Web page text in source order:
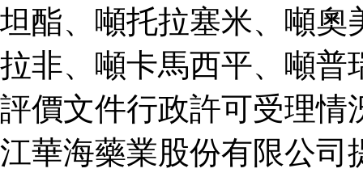
坦酯、噸托拉塞米、噸奧
拉非、噸卡馬西平、噸普
評價文件行政許可受理情
江華海藥業股份有限公司